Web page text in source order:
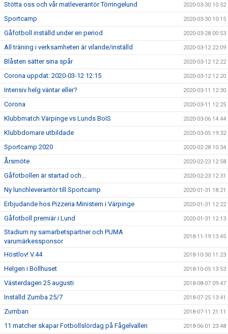
Stötta oss och vår matleverantör Törringelund 2020-03-30 10:52
Sportcamp 2020-03-30 10:15
Gåfotboll inställd under en period 2020-03-28 00:53
All träning i verksamheten är vilande/inställd 2020-03-12 22:09
Blåsten sätter sina spår 2020-03-12 12:22
Corona uppdat: 2020-03-12 12:15 2020-03-12 12:20
Intensiv helg väntar eller? 2020-03-11 12:30
Corona 2020-03-11 12:25
Klubbmatch Värpinge vs Lunds BoIS 2020-03-06 14:44
Klubbdomare utbildade 2020-03-05 19:32
Sportcamp 2020 2020-02-28 10:34
Årsmöte 2020-02-23 12:58
Gåfotbollen är startad och... 2020-02-23 12:31
Ny lunchleverantör till Sportcamp 2020-01-31 18:21
Erbjudande hos Pizzeria Ministern i Värpinge 2020-01-31 12:22
Gåfotboll premiär i Lund 2020-01-31 12:13
Stadium ny samarbetspartner och PUMA
varumärkessponsor
2018-11-19 13:45
Höstlov! V.44 2018-10-30 11:23
Helgen i Bollhuset 2018-10-05 13:53
Västerdagen 25 augusti 2018-08-07 09:47
Inställd Zumba 25/7 2018-07-25 13:41
Zumban 2018-07-11 21:11
11 matcher skapar Fotbollslördag på Fågelvallen 2018-06-01 23:48